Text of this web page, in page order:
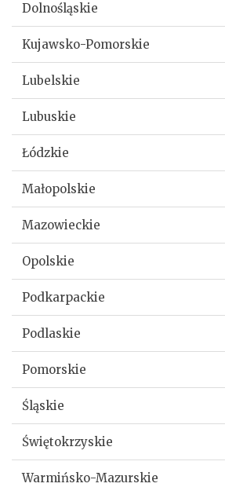
Dolnośląskie
Kujawsko-Pomorskie
Lubelskie
Lubuskie
Łódzkie
Małopolskie
Mazowieckie
Opolskie
Podkarpackie
Podlaskie
Pomorskie
Śląskie
Świętokrzyskie
Warmińsko-Mazurskie